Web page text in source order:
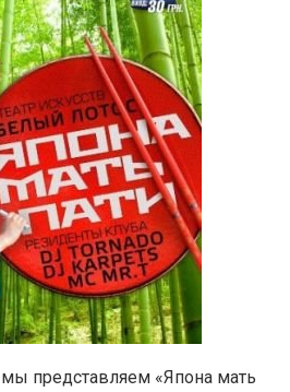
представляем «Япона мать